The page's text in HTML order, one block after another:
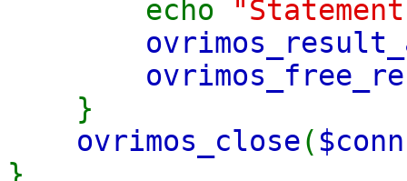
echo
}
ovrimos_close( $conn
}